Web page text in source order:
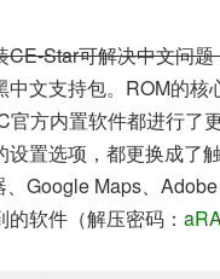
CE-Star可解决中文问
中文支持包。ROM的核
官方内置软件都进行了
设置选项，都更换成了
Google Maps、
软件（解压密码：